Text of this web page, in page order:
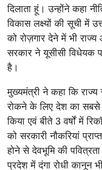
दिलाता हूं। उन्होंने कहा
विकास लक्ष्यों की सूची में
को रोज़गार देने में भी
सरकार ने यूसीसी विधेयक
है।
मुख्यमंत्री ने कहा कि राज्य
रोकने के लिए देश का सबसे
किया एवं बीते 3 वर्षों में
को सरकारी नौकरियां
होने से देवभूमि की
प्रदेश में दंगा रोधी कानून